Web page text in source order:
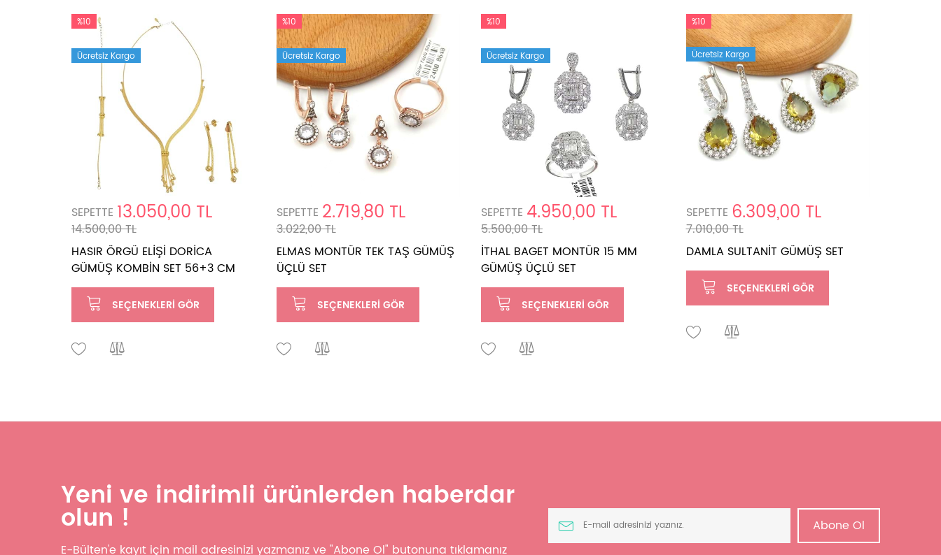
%10
Ücretsiz Kargo
SEPETTE 13.050,00 TL
14.500,00 TL
HASIR ÖRGÜ ELİŞİ DORİCA
GÜMÜŞ KOMBİN SET 56+3 CM
SEÇENEKLERI GÖR
%10
Ücretsiz Kargo
SEPETTE 2.719,80 TL
3.022,00 TL
ELMAS MONTÜR TEK TAŞ GÜMÜŞ
ÜÇLÜ SET
SEÇENEKLERI GÖR
%10
Ücretsiz Kargo
SEPETTE 4.950,00 TL
5.500,00 TL
İTHAL BAGET MONTÜR 15 MM
GÜMÜŞ ÜÇLÜ SET
SEÇENEKLERI GÖR
%10
Ücretsiz Kargo
SEPETTE 6.309,00 TL
7.010,00 TL
DAMLA SULTANİT GÜMÜŞ SET
SEÇENEKLERI GÖR
Yeni ve indirimli ürünlerden haberdar
olun !
E-Bülten'e kayıt için mail adresinizi yazmanız ve "Abone Ol" butonuna tıklamanız
Abone Ol